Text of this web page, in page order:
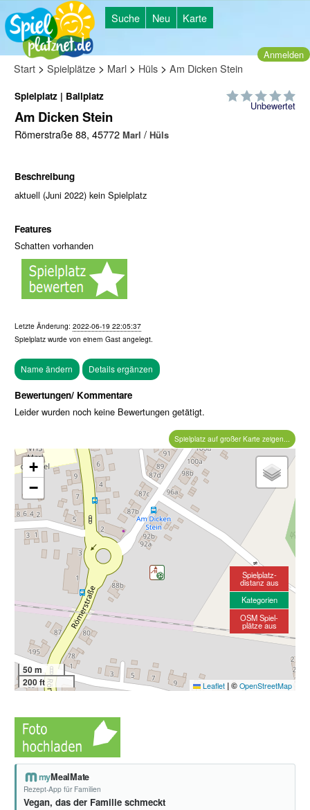
Suche Neu Karte
Anmelden
Start > Spielplätze > Marl > Hüls > Am Dicken Stein
Unbewertet
Spielplatz | Ballplatz
Am Dicken Stein
Römerstraße 88, 45772 Marl / Hüls
Beschreibung
aktuell (Juni 2022) kein Spielplatz
Features
Schatten vorhanden
Letzte Änderung: 2022-06-19 22:05:37
Spielplatz wurde von einem Gast angelegt.
Bewertungen/ Kommentare
Leider wurden noch keine Bewertungen getätigt.
Spielplatz auf großer Karte zeigen...
+
−
50 m
200 ft
Leaflet |© OpenStreetMap
Spielplatz-
distanz aus
Kategorien
OSM Spiel-
plätze aus
myMealMate
Rezept-App für Familien
Vegan, das der Familie schmeckt